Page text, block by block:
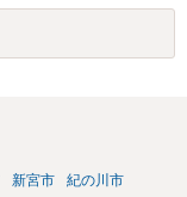
るかどうかは慎重に
新宮市
紀の川市